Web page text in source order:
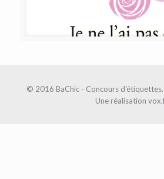
© 2016 BaChic - Concours
Une réalisation